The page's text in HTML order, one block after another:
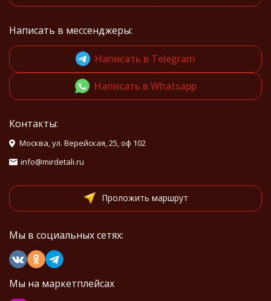
Написать в мессенджеры:
Написать в Telegram
Написать в Whatsapp
Контакты:
Москва, ул. Верейская, 25, оф 102
info@mirdetali.ru
Проложить маршрут
Мы в социальных сетях:
Мы на маркетплейсах